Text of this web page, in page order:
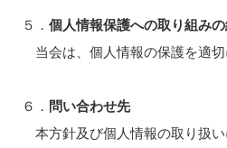
５． 個人情報保護への取り組み
当会は、個人情報の保護を適切
６． 問い合わせ先
本方針及び個人情報の取り扱い